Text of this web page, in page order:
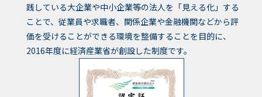
践している大企業や中小企業等の法人を「見える化」する
ことで、従業員や求職者、関係企業や金融機関などから評
価を受けることができる環境を整備することを目的に、
2016年度に経済産業省が創設した制度です。